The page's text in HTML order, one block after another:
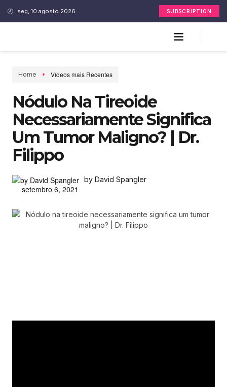
seg, 10 agosto 2026 SUBSCRIPTION
Home Vídeos mais Recentes
Nódulo Na Tireoide
Necessariamente Significa
Um Tumor Maligno? | Dr.
Filippo
by David Spangler
setembro 6, 2021